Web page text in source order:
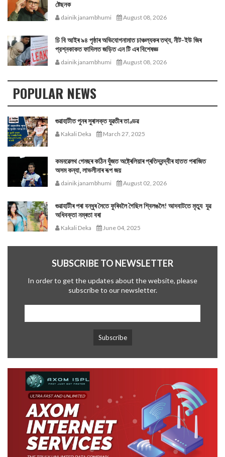
ষ্টেছনক
dainik janambhumi August 08, 2026
চি বি আইৰ ৯৪ পৃষ্ঠাৰ অভিযোগনামাত চাঞ্চল্যকৰ তথ্য, নীট-ইউ জিৰ
প্রশ্নকাকত ফাদিলত জড়িত এন টি এৰ বিশেষজ্ঞ
dainik janambhumi August 08, 2026
POPULAR NEWS
গুৱাহাটীত পুনৰ সুৰাসক্ত যুৱতীৰ তাণ্ডৱ
Kakali Deka March 27, 2025
কমনৱেলথ গেমছৰ কঠিন যুঁজত অষ্ট্ৰেলিয়াৰ প্ৰতিদ্বন্দ্বীৰ হাতত পৰাজিত
অসম কন্যা, লাভলীনাৰ ৰূপ জয়
dainik janambhumi August 02, 2026
গুৱাহাটীৰ পৰা বন্ধুৰ সৈতে ফুৰিবলৈ গৈছিল শ্বিলঙলৈ! আদবাটতে মৃত্যু যুৱ
অধিবক্তা নম্ৰতা বৰা
Kakali Deka June 04, 2025
SUBSCRIBE TO NEWSLETTER
In order to get the updates about the website, please
subscribe to our newsletter.